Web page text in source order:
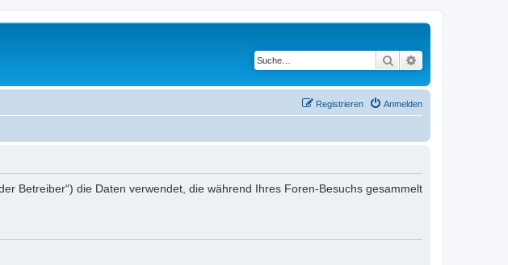
Suche
Anmelden
Registrieren
Betreiber“) die Daten verwendet, die während Ihres Foren-Besuchs gesammelt